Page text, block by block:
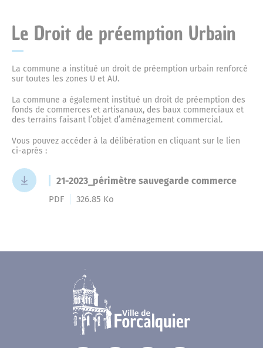
Le Droit de préemption Urbain
La commune a institué un droit de préemption urbain renforcé
sur toutes les zones U et AU.
La commune a également institué un droit de préemption des
fonds de commerces et artisanaux, des baux commerciaux et
des terrains faisant l’objet d’aménagement commercial.
Vous pouvez accéder à la délibération en cliquant sur le lien
ci-après :
21-2023_périmètre sauvegarde commerce
PDF 326.85 Ko